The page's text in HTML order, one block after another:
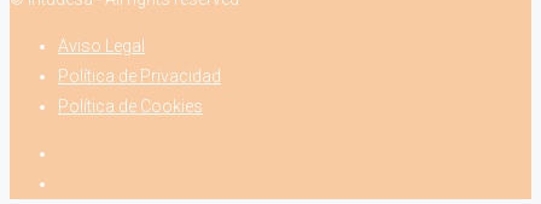
Aviso Legal
Política de Privacidad
Política de Cookies